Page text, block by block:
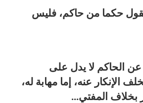
حكما من حاكم، فليس
الحاكم لا يدل على
الإنكار عنه، إما مهابة له،
بخلاف المفتي...